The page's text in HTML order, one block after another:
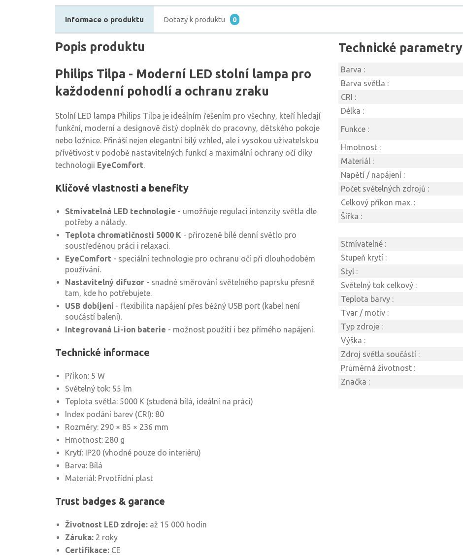
Informace o produktu Dotazy k produktu 0
Popis produktu
Philips Tilpa - Moderní LED stolní lampa pro
každodenní pohodlí a ochranu zraku
Stolní LED lampa Philips Tilpa je ideálním řešením pro všechny, kteří hledají
funkční, moderní a designově čistý doplněk do pracovny, dětského pokoje
nebo ložnice. Přináší nejen elegantní bílý vzhled, ale i vysokou uživatelskou
přívětivost v podobě nastavitelných funkcí a maximální ochrany očí díky
technologii EyeComfort.
Klíčové vlastnosti a benefity
Stmívatelná LED technologie - umožňuje regulaci intenzity světla dle
potřeby a nálady.
Teplota chromatičnosti 5000 K - přirozeně bílé denní světlo pro
soustředěnou práci i relaxaci.
EyeComfort - speciální technologie pro ochranu očí při dlouhodobém
používání.
Nastavitelný difuzor - snadné směrování světelného paprsku přesně
tam, kde ho potřebujete.
USB dobíjení - flexibilita napájení přes běžný USB port (kabel není
součástí balení).
Integrovaná Li-ion baterie - možnost použití i bez přímého napájení.
Technické informace
Příkon: 5 W
Světelný tok: 55 lm
Teplota světla: 5000 K (studená bílá, ideální na práci)
Index podání barev (CRI): 80
Rozměry: 290 × 85 × 236 mm
Hmotnost: 280 g
Krytí: IP20 (vhodné pouze do interiéru)
Barva: Bílá
Materiál: Prvotřídní plast
Trust badges & garance
Životnost LED zdroje: až 15 000 hodin
Záruka: 2 roky
Certifikace: CE
Technické parametry
Barva :
Barva světla :
CRI :
Délka :
Funkce :
Hmotnost :
Materiál :
Napětí / napájení :
Počet světelných zdrojů :
Celkový příkon max. :
Šířka :
Stmívatelné :
Stupeň krytí :
Styl :
Světelný tok celkový :
Teplota barvy :
Tvar / motiv :
Typ zdroje :
Výška :
Zdroj světla součástí :
Průměrná životnost :
Značka :